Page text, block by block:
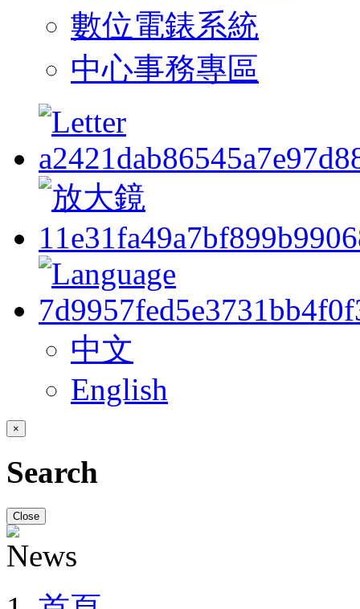
數位電錶系統
中心事務專區
中文
English
×
Search
Close